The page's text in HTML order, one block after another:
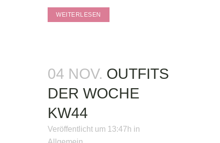
WEITERLESEN
04 NOV. OUTFITS
DER WOCHE
KW44
Veröffentlicht um 13:47h in